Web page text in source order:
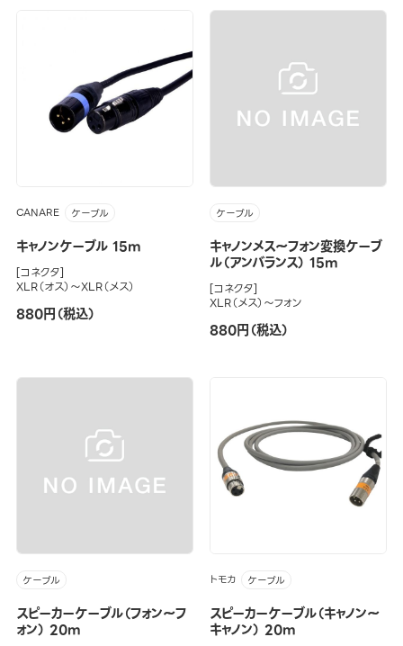
CANARE ケーブル
キャノンケーブル 15m
[コネクタ]
XLR（オス）～XLR（メス）
880円（税込）
ケーブル
キャノンメス～フォン変換ケーブ
ル（アンバランス） 15m
[コネクタ]
XLR（メス）～フォン
880円（税込）
ケーブル
スピーカーケーブル（フォン～フ
ォン） 20m
トモカ ケーブル
スピーカーケーブル（キャノン～
キャノン） 20m